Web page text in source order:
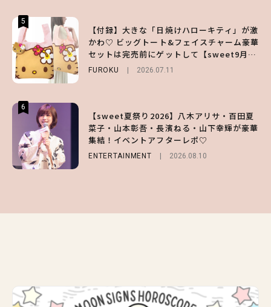
5
【付録】大きな「日焼けハローキティ」が激
かわ♡ ビッグトート&フェイスチャーム豪華
セットは完売前にゲットして【sweet9月号
増刊】
FUROKU 2026.07.11
6
【sweet夏祭り2026】八木アリサ・百田夏
菜子・山本彰吾・長濱ねる・山下幸輝が豪華
集結！イベントアフターレポ♡
ENTERTAINMENT 2026.08.10
5
えみるmeets 1DAY TATTOO ｜ CUTIEに
盛れちゃうEyeドルメイク
6
【ハローキティ】がスシローと初コラボ♡
第1弾の気になるメニュー＆限定グッズを総
チェック！
LIFESTYLE 2026.07.31
5
【夏ヘアのくずれ・うねりに】ヘアメイク夢
月直伝♡ ドライシャンプー「バティスト」
を使ったプロ級スタイリング3選
BEAUTY Sponsored
6
【GU】夏の“主役級”アイテム決定！ヘルシ
ー＆可愛すぎる「大人の肌見せ」トップス3
選
FASHION 2026.07.19